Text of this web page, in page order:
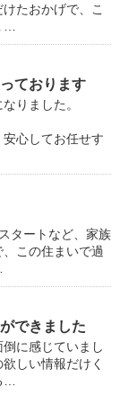
たおかげで、こ
ております
りました。
心してお任せす
タートなど、家族
この住まいで過
できました
に感じていまし
しい情報だけく